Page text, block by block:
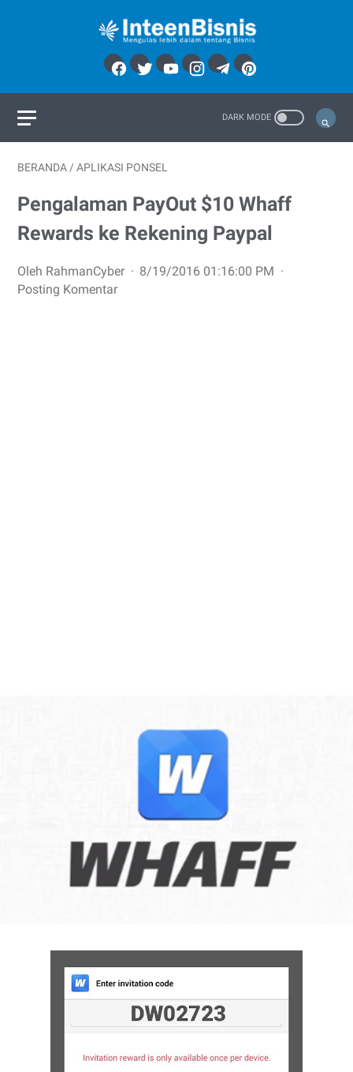
BERANDA / APLIKASI PONSEL
Pengalaman PayOut $10 Whaff
Rewards ke Rekening Paypal
Oleh RahmanCyber
8/19/2016 01:16:00 PM
Posting Komentar